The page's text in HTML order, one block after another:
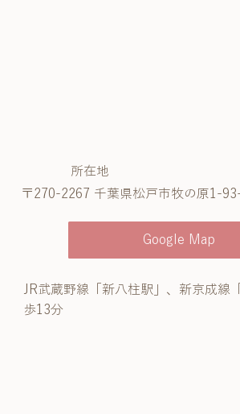
所在地
〒270-2267 千葉県松戸市牧の原1-
Google Map
JR武蔵野線「新八柱駅」、新京成線
歩13分